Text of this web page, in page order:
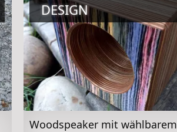
DESIGN
Woodspeaker mit wählbarem